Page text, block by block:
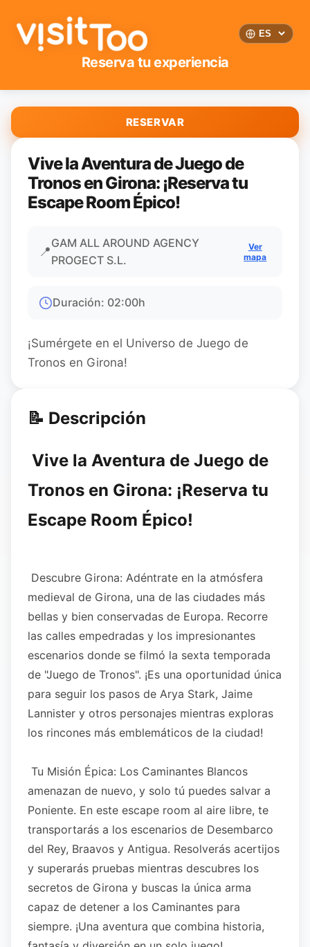
Reserva tu experiencia
RESERVAR
Vive la Aventura de Juego de
Tronos en Girona: ¡Reserva tu
Escape Room Épico!
📍
GAM ALL AROUND AGENCY
PROGECT S.L.
Ver
mapa
Duración: 02:00h
¡Sumérgete en el Universo de Juego de
Tronos en Girona!
📝 Descripción
Vive la Aventura de Juego de
Tronos en Girona: ¡Reserva tu
Escape Room Épico!
Descubre Girona: Adéntrate en la atmósfera
medieval de Girona, una de las ciudades más
bellas y bien conservadas de Europa. Recorre
las calles empedradas y los impresionantes
escenarios donde se filmó la sexta temporada
de "Juego de Tronos". ¡Es una oportunidad única
para seguir los pasos de Arya Stark, Jaime
Lannister y otros personajes mientras exploras
los rincones más emblemáticos de la ciudad!
Tu Misión Épica: Los Caminantes Blancos
amenazan de nuevo, y solo tú puedes salvar a
Poniente. En este escape room al aire libre, te
transportarás a los escenarios de Desembarco
del Rey, Braavos y Antigua. Resolverás acertijos
y superarás pruebas mientras descubres los
secretos de Girona y buscas la única arma
capaz de detener a los Caminantes para
siempre. ¡Una aventura que combina historia,